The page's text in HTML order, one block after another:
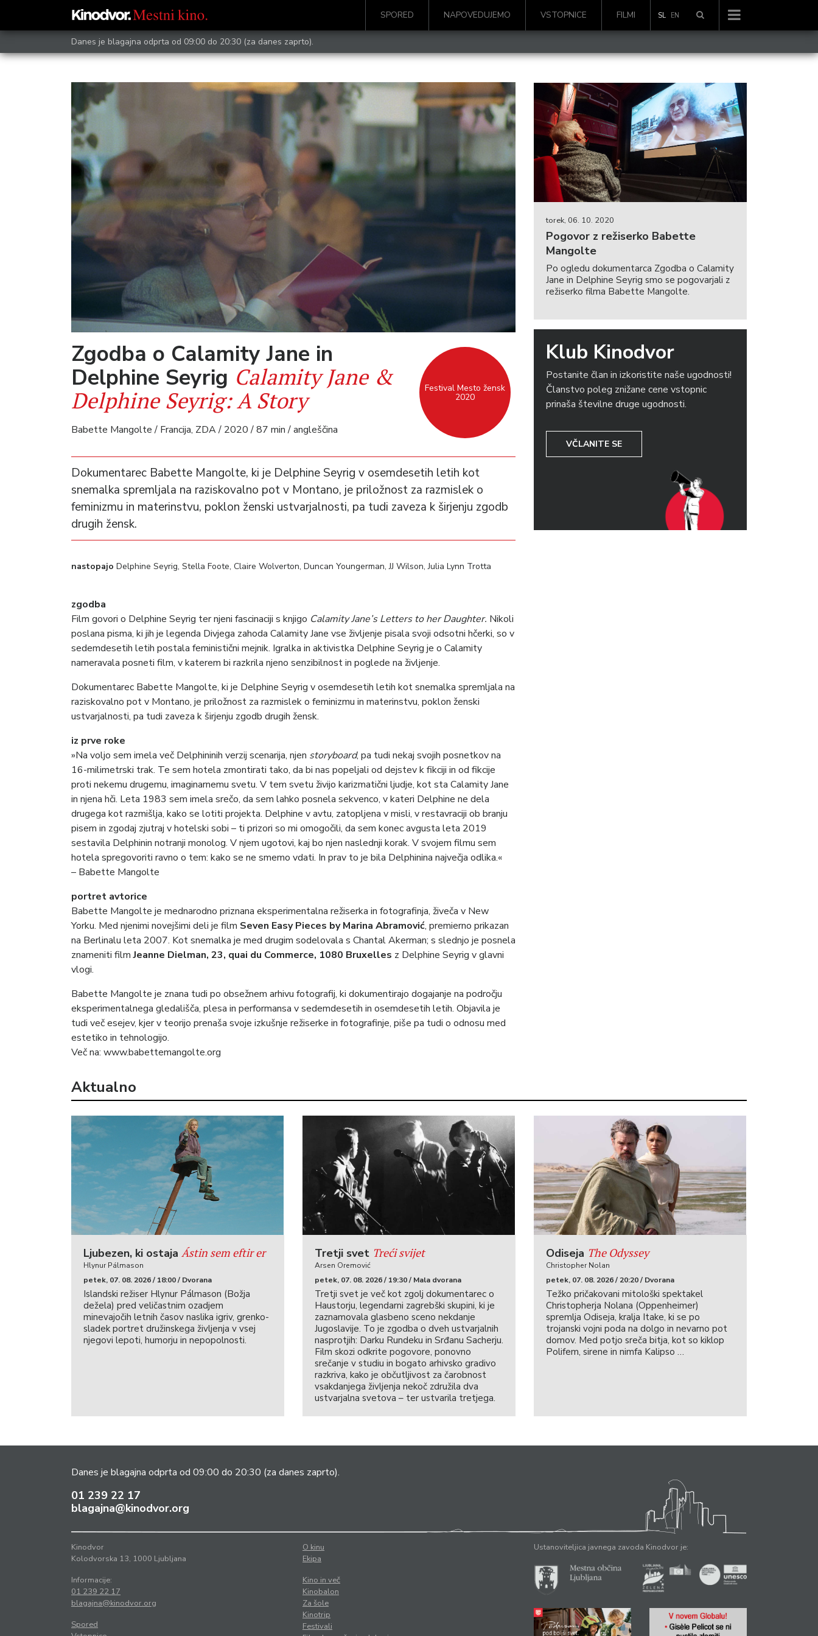
SPORED NAPOVEDUJEMO VSTOPNICE FILMI SL EN
Danes je blagajna odprta od 09:00 do 20:30 (za danes zaprto).
Festival Mesto žensk
2020
Zgodba o Calamity Jane in
Delphine Seyrig Calamity Jane &
Delphine Seyrig: A Story
Babette Mangolte / Francija, ZDA / 2020 / 87 min / angleščina
Dokumentarec Babette Mangolte, ki je Delphine Seyrig v osemdesetih letih kot
snemalka spremljala na raziskovalno pot v Montano, je priložnost za razmislek o
feminizmu in materinstvu, poklon ženski ustvarjalnosti, pa tudi zaveza k širjenju zgodb
drugih žensk.
nastopajo Delphine Seyrig, Stella Foote, Claire Wolverton, Duncan Youngerman, JJ Wilson, Julia Lynn Trotta
zgodba
Film govori o Delphine Seyrig ter njeni fascinaciji s knjigo Calamity Jane’s Letters to her Daughter. Nikoli
poslana pisma, ki jih je legenda Divjega zahoda Calamity Jane vse življenje pisala svoji odsotni hčerki, so v
sedemdesetih letih postala feministični mejnik. Igralka in aktivistka Delphine Seyrig je o Calamity
nameravala posneti film, v katerem bi razkrila njeno senzibilnost in poglede na življenje.
Dokumentarec Babette Mangolte, ki je Delphine Seyrig v osemdesetih letih kot snemalka spremljala na
raziskovalno pot v Montano, je priložnost za razmislek o feminizmu in materinstvu, poklon ženski
ustvarjalnosti, pa tudi zaveza k širjenju zgodb drugih žensk.
iz prve roke
»Na voljo sem imela več Delphininih verzij scenarija, njen storyboard, pa tudi nekaj svojih posnetkov na
16-milimetrski trak. Te sem hotela zmontirati tako, da bi nas popeljali od dejstev k fikciji in od fikcije
proti nekemu drugemu, imaginarnemu svetu. V tem svetu živijo karizmatični ljudje, kot sta Calamity Jane
in njena hči. Leta 1983 sem imela srečo, da sem lahko posnela sekvenco, v kateri Delphine ne dela
drugega kot razmišlja, kako se lotiti projekta. Delphine v avtu, zatopljena v misli, v restavraciji ob branju
pisem in zgodaj zjutraj v hotelski sobi – ti prizori so mi omogočili, da sem konec avgusta leta 2019
sestavila Delphinin notranji monolog. V njem ugotovi, kaj bo njen naslednji korak. V svojem filmu sem
hotela spregovoriti ravno o tem: kako se ne smemo vdati. In prav to je bila Delphinina največja odlika.«
– Babette Mangolte
portret avtorice
Babette Mangolte je mednarodno priznana eksperimentalna režiserka in fotografinja, živeča v New
Yorku. Med njenimi novejšimi deli je film Seven Easy Pieces by Marina Abramović, premierno prikazan
na Berlinalu leta 2007. Kot snemalka je med drugim sodelovala s Chantal Akerman; s slednjo je posnela
znameniti filmJeanne Dielman, 23, quai du Commerce, 1080 Bruxelles z Delphine Seyrig v glavni
vlogi.
Babette Mangolte je znana tudi po obsežnem arhivu fotografij, ki dokumentirajo dogajanje na področju
eksperimentalnega gledališča, plesa in performansa v sedemdesetih in osemdesetih letih. Objavila je
tudi več esejev, kjer v teorijo prenaša svoje izkušnje režiserke in fotografinje, piše pa tudi o odnosu med
estetiko in tehnologijo.
Več na: www.babettemangolte.org
torek, 06. 10. 2020
Pogovor z režiserko Babette
Mangolte
Po ogledu dokumentarca Zgodba o Calamity
Jane in Delphine Seyrig smo se pogovarjali z
režiserko filma Babette Mangolte.
Klub Kinodvor
Postanite član in izkoristite naše ugodnosti!
Članstvo poleg znižane cene vstopnic
prinaša številne druge ugodnosti.
VČLANITE SE
Aktualno
Ljubezen, ki ostaja Ástin sem eftir er
Hlynur Pálmason
petek, 07. 08. 2026 / 18:00 / Dvorana
Islandski režiser Hlynur Pálmason (Božja
dežela) pred veličastnim ozadjem
minevajočih letnih časov naslika igriv, grenko-
sladek portret družinskega življenja v vsej
njegovi lepoti, humorju in nepopolnosti.
Tretji svet Treći svijet
Arsen Oremović
petek, 07. 08. 2026 / 19:30 / Mala dvorana
Tretji svet je več kot zgolj dokumentarec o
Haustorju, legendarni zagrebški skupini, ki je
zaznamovala glasbeno sceno nekdanje
Jugoslavije. To je zgodba o dveh ustvarjalnih
nasprotjih: Darku Rundeku in Srđanu Sacherju.
Film skozi odkrite pogovore, ponovno
srečanje v studiu in bogato arhivsko gradivo
razkriva, kako je občutljivost za čarobnost
vsakdanjega življenja nekoč združila dva
ustvarjalna svetova – ter ustvarila tretjega.
Odiseja The Odyssey
Christopher Nolan
petek, 07. 08. 2026 / 20:20 / Dvorana
Težko pričakovani mitološki spektakel
Christopherja Nolana (Oppenheimer)
spremlja Odiseja, kralja Itake, ki se po
trojanski vojni poda na dolgo in nevarno pot
domov. Med potjo sreča bitja, kot so kiklop
Polifem, sirene in nimfa Kalipso …
Danes je blagajna odprta od 09:00 do 20:30 (za danes zaprto).
01 239 22 17
blagajna@kinodvor.org
Kinodvor
Kolodvorska 13, 1000 Ljubljana
Informacije:
01 239 22 17
blagajna@kinodvor.org
Spored
O kinu
Ekipa
Kino in več
Kinobalon
Za šole
Kinotrip
Festivali
Ustanoviteljica javnega zavoda Kinodvor je: